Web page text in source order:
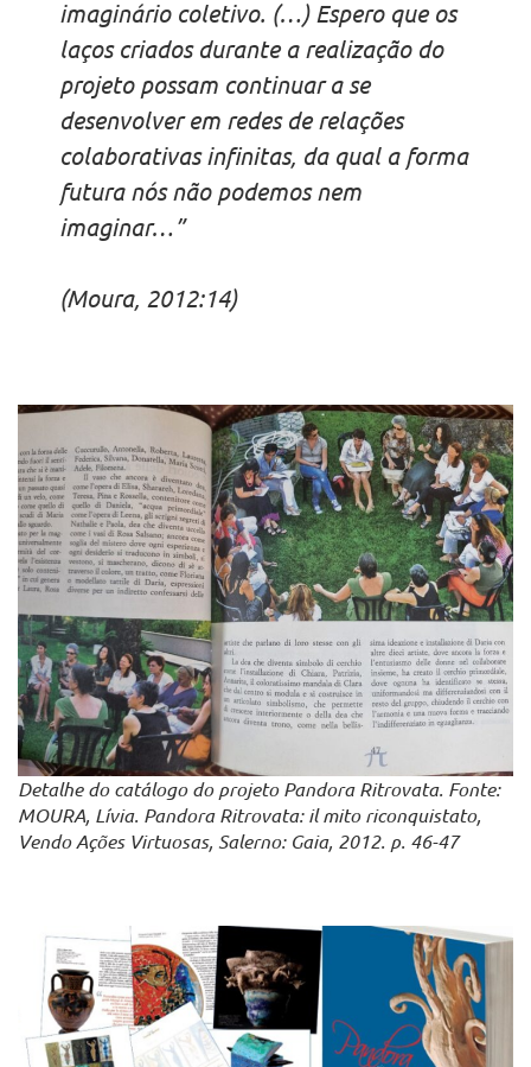
imaginário coletivo. (…) Espero que os
laços criados durante a realização do
projeto possam continuar a se
desenvolver em redes de relações
colaborativas infinitas, da qual a forma
futura nós não podemos nem
imaginar…”
(Moura, 2012:14)
Detalhe do catálogo do projeto Pandora Ritrovata. Fonte:
MOURA, Lívia. Pandora Ritrovata: il mito riconquistato,
Vendo Ações Virtuosas, Salerno: Gaia, 2012. p. 46-47